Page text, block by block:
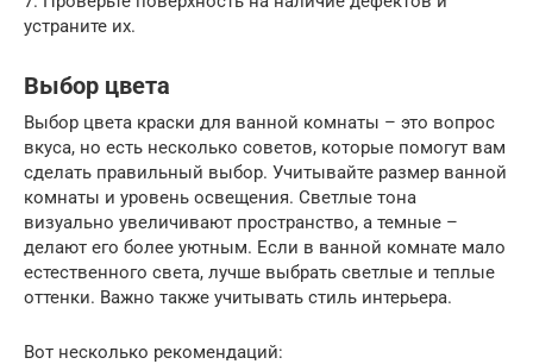
устраните их.
Выбор цвета
Выбор цвета краски для ванной комнаты – это вопрос
вкуса, но есть несколько советов, которые помогут вам
сделать правильный выбор. Учитывайте размер ванной
комнаты и уровень освещения. Светлые тона
визуально увеличивают пространство, а темные –
делают его более уютным. Если в ванной комнате мало
естественного света, лучше выбрать светлые и теплые
оттенки. Важно также учитывать стиль интерьера.
Вот несколько рекомендаций: